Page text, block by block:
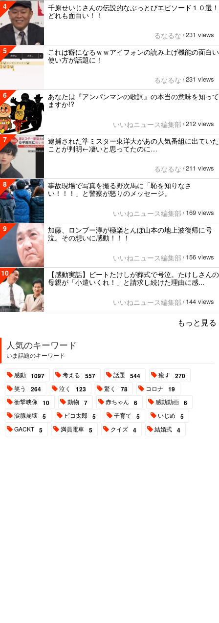
4
千原せいじさんの伝説的なぶっとびエピソード１０選！
どれも面白い！！
るなるな / 231 views
5
これは癖になるｗｗアイフォンの読み上げ機能の面白い
使い方が話題に！
るなるな / 231 views
6
あなたは『アンパンマンの歌詞』の本当の意味を知って
ますか!?
いいねニュース編集部 / 212 views
7
逮捕された準ミスター東洋大があの人気番組に出ていた
ことが判明←凄いと思ってたのに…
るなるな / 211 views
8
事故現場で写真を撮る野次馬に「恥を知りなさ
い！！！」と警察が怒りのメッセージ。
いいねニュース編集部 / 169 views
9
加藤、ロンブー淳が極楽とんぼ山本の地上波復帰に号
泣。その想いに感動！！！
いいねニュース編集部 / 156 views
10
【感動実話】ビートたけしが葬式で号泣。たけしさんの
母親が「小遣いくれ！」と請求し続けた理由に感...
いいねニュース編集部 / 144 views
もっと見る
人気のキーワード
いま話題のキーワード
感動 1097 考える 557 話題 544 癒す 270
笑う 264 泣く 123 驚く 78 コロナ 19
衝撃映像 10 動物 7 赤ちゃん 6 感動動画 6
涙腺崩壊 5 ピコ太郎 5 子育て 5 いじめ 5
GACKT 5 満員電車 5 クイズ 4 結婚式 4